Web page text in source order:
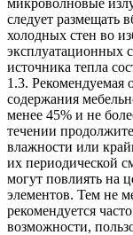
следует размещать
холодных стен во
эксплуатационных
источника тепла
1.3. Рекомендуемая
содержания
менее 45% и не
течении
влажности или
их периодической
могут повлиять на
элементов. Тем не
рекомендуется
возможности,